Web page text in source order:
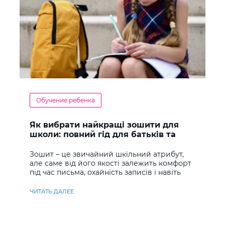
Обучение ребенка
Як вибрати найкращі зошити для
школи: повний гід для батьків та
Зошит – це звичайний шкільний атрибут,
але саме від його якості залежить комфорт
під час письма, охайність записів і навіть
ЧИТАТЬ ДАЛЕЕ